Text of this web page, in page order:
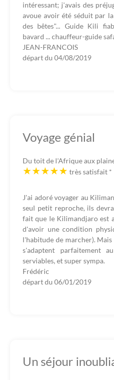
intéressant; j'avais des
avoue avoir été séduit par
des bêtes"... Guide Kili
bavard ... chauffeur-guide
JEAN-FRANCOIS
départ du 04/08/2019
Voyage génial
Du toit de l'Afrique aux
très satisfait *
J'ai adoré voyager au
seul petit reproche, ils
fait que le Kilimandjaro est
d'avoir une condition
l'habitude de marcher).
s'adaptent parfaitement
serviables, et super sympa.
Frédéric
départ du 06/01/2019
Un séjour